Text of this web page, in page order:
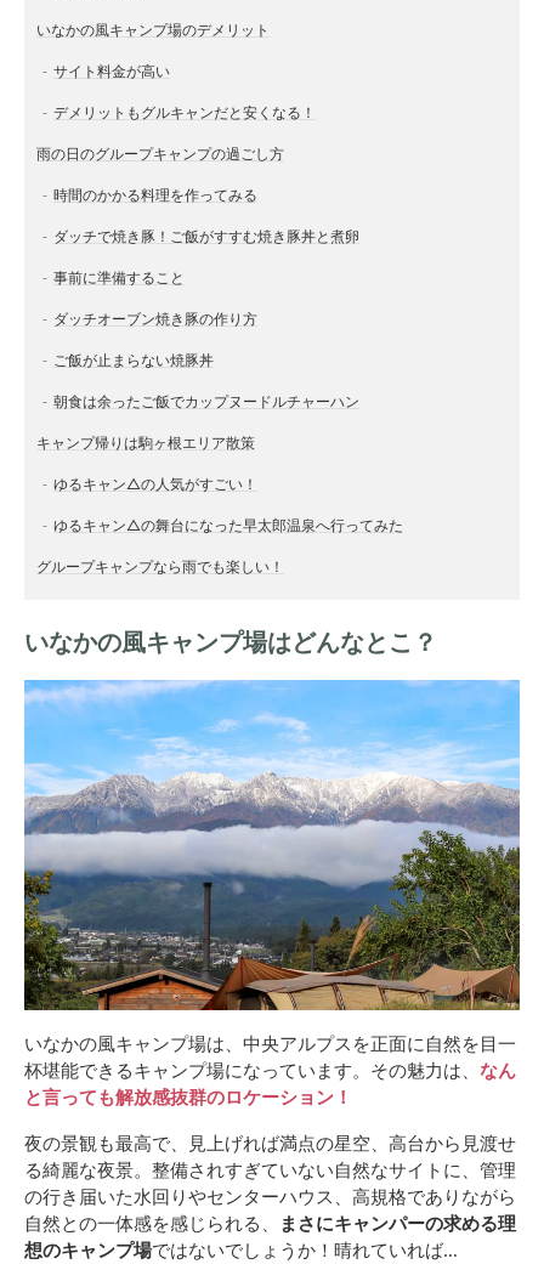
いなかの風キャンプ場のデメリット
サイト料金が高い
デメリットもグルキャンだと安くなる！
雨の日のグループキャンプの過ごし方
時間のかかる料理を作ってみる
ダッチで焼き豚！ご飯がすすむ焼き豚丼と煮卵
事前に準備すること
ダッチオーブン焼き豚の作り方
ご飯が止まらない焼豚丼
朝食は余ったご飯でカップヌードルチャーハン
キャンプ帰りは駒ヶ根エリア散策
ゆるキャン△の人気がすごい！
ゆるキャン△の舞台になった早太郎温泉へ行ってみた
グループキャンプなら雨でも楽しい！
いなかの風キャンプ場はどんなとこ？
いなかの風キャンプ場は、中央アルプスを正面に自然を目一
杯堪能できるキャンプ場になっています。その魅力は、 なん
と言っても解放感抜群のロケーション！
夜の景観も最高で、見上げれば満点の星空、高台から見渡せ
る綺麗な夜景。整備されすぎていない自然なサイトに、管理
の行き届いた水回りやセンターハウス、高規格でありながら
自然との一体感を感じられる、
まさにキャンパーの求める理
想のキャンプ場ではないでしょうか！晴れていれば…